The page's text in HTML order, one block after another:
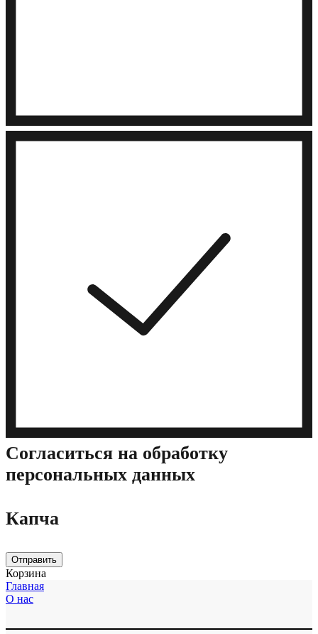
Cогласиться на обработку
персональных данных
Капча
Отправить
Корзина
Главная
О нас